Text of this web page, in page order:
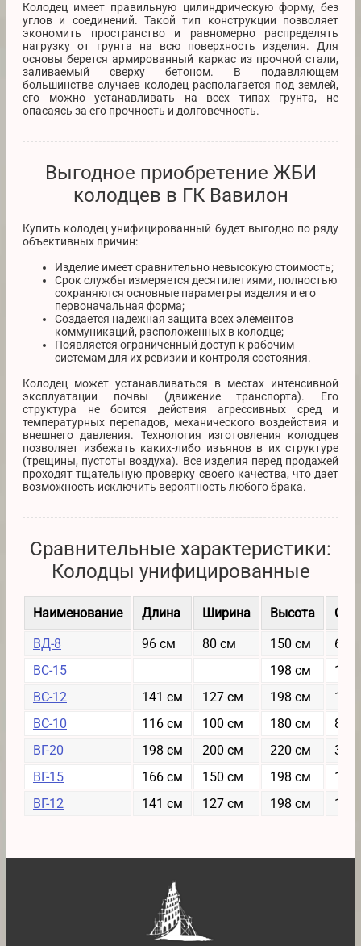
Колодец имеет правильную цилиндрическую форму, без
углов и соединений. Такой тип конструкции позволяет
экономить пространство и равномерно распределять
нагрузку от грунта на всю поверхность изделия. Для
основы берется армированный каркас из прочной стали,
заливаемый сверху бетоном. В подавляющем
большинстве случаев колодец располагается под землей,
его можно устанавливать на всех типах грунта, не
опасаясь за его прочность и долговечность.
Выгодное приобретение ЖБИ
колодцев в ГК Вавилон
Купить колодец унифицированный будет выгодно по ряду
объективных причин:
Изделие имеет сравнительно невысокую стоимость;
Срок службы измеряется десятилетиями, полностью
сохраняются основные параметры изделия и его
первоначальная форма;
Создается надежная защита всех элементов
коммуникаций, расположенных в колодце;
Появляется ограниченный доступ к рабочим
системам для их ревизии и контроля состояния.
Колодец может устанавливаться в местах интенсивной
эксплуатации почвы (движение транспорта). Его
структура не боится действия агрессивных сред и
температурных перепадов, механического воздействия и
внешнего давления. Технология изготовления колодцев
позволяет избежать каких-либо изъянов в их структуре
(трещины, пустоты воздуха). Все изделия перед продажей
проходят тщательную проверку своего качества, что дает
возможность исключить вероятность любого брака.
Сравнительные характеристики:
Колодцы унифицированные
Наименование Длина Ширина Высота
ВД-8
96 см 80 см 150 см
ВС-15
198 см
ВС-12
141 см 127 см 198 см
ВС-10
116 см 100 см 180 см
ВГ-20
198 см 200 см 220 см
ВГ-15
166 см 150 см 198 см
ВГ-12
141 см 127 см 198 см